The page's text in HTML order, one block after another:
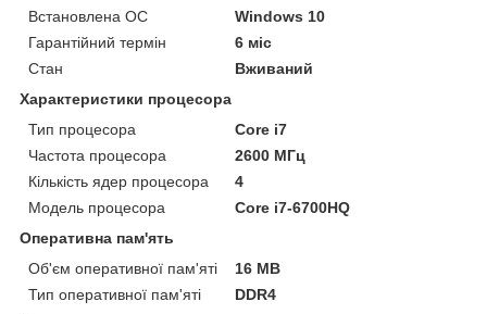
Встановлена ОС
Windows 10
Гарантійний термін
6 міс
Стан
Вживаний
Характеристики процесора
Тип процесора
Core i7
Частота процесора
2600 МГц
Кількість ядер процесора
4
Модель процесора
Core i7-6700HQ
Оперативна пам'ять
Об'єм оперативної пам'яті
16 MB
Тип оперативної пам'яті
DDR4